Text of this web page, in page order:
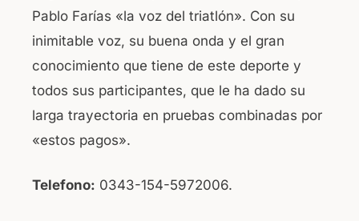
Pablo Farías «la voz del triatlón». Con su
inimitable voz, su buena onda y el gran
conocimiento que tiene de este deporte y
todos sus participantes, que le ha dado su
larga trayectoria en pruebas combinadas por
«estos pagos».
Telefono: 0343-154-5972006.